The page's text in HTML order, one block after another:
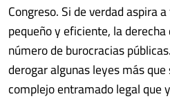
Congreso. Si de verdad aspira
pequeño y eficiente, la
número de burocracias
derogar algunas leyes más
complejo entramado legal que